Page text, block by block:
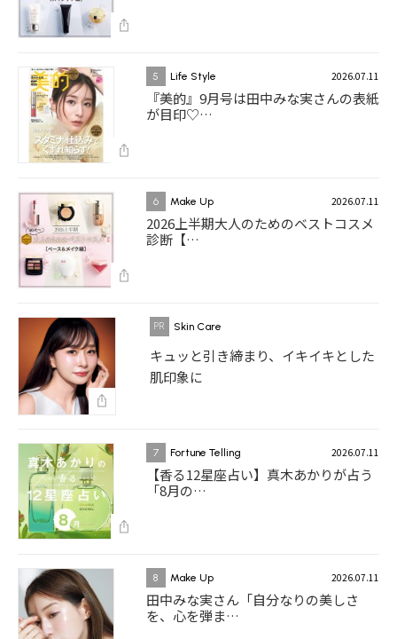
5 Life Style 2026.07.11
『美的』9月号は田中みな実さんの表紙
が目印♡…
6 Make Up 2026.07.11
2026上半期大人のためのベストコスメ
診断【…
Skin Care
キュッと引き締まり、イキイキとした
肌印象に
7 Fortune Telling 2026.07.11
【香る12星座占い】真木あかりが占う
「8月の…
8 Make Up 2026.07.11
田中みな実さん「自分なりの美しさ
を、心を弾ま…